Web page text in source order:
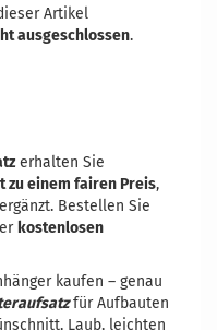
Artikel
ausgeschlossen.
erhalten Sie
zu einem fairen Preis,
Bestellen Sie
kostenlosen
kaufen – genau
für Aufbauten
Laub, leichten